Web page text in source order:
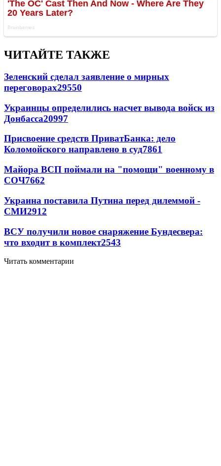
ЧИТАЙТЕ ТАКЖЕ
Зеленский сделал заявление о мирных
переговорах29550
Украинцы определились насчет вывода войск из
Донбасса20997
Присвоение средств ПриватБанка: дело
Коломойского направлено в суд7861
Майора ВСП поймали на "помощи" военному в
СОЧ7662
Украина поставила Путина перед дилеммой -
СМИ2912
ВСУ получили новое снаряжение Бундесвера:
что входит в комплект2543
Читать комментарии